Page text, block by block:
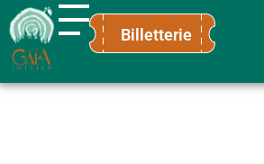
Gaïa Loisirs
Terre ludique et innovante pour tous
Billetterie